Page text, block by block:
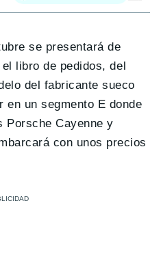
se presentará de
libro de pedidos, del
del fabricante sueco
en un segmento E donde
Porsche Cayenne y
con unos precios